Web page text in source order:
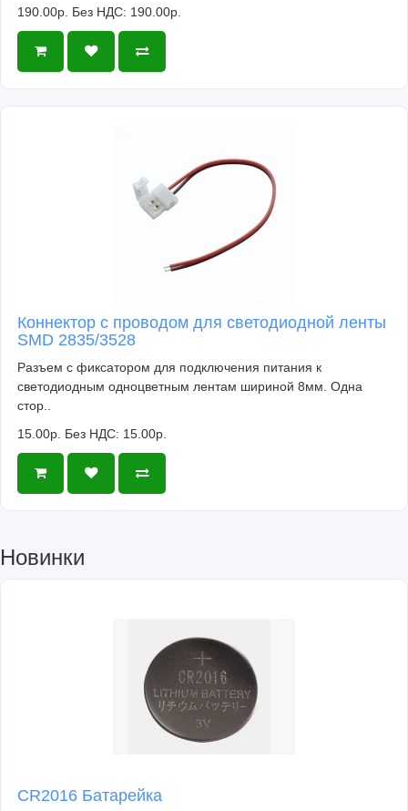
190.00р. Без НДС: 190.00р.
Коннектор с проводом для светодиодной ленты
SMD 2835/3528
Разъем с фиксатором для подключения питания к
светодиодным одноцветным лентам шириной 8мм. Одна
стор..
15.00р. Без НДС: 15.00р.
Новинки
CR2016 Батарейка